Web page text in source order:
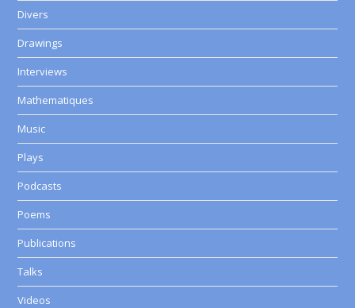
Divers
Drawings
Interviews
Mathematiques
Music
Plays
Podcasts
Poems
Publications
Talks
Videos